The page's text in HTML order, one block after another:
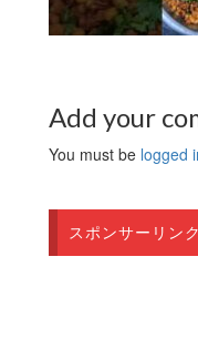
Add your
You must be logged
スポンサーリンク